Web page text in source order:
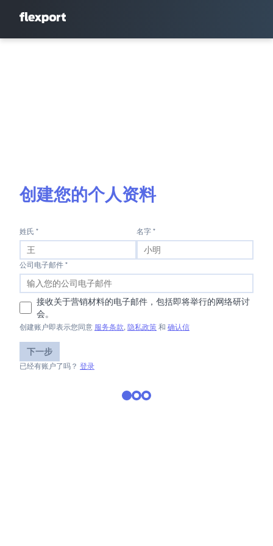
创建您的个人资料
姓氏 * 名字 *
公司电子邮件 *
接收关于营销材料的电子邮件，包括即将举行的网络研讨
会。
创建账户即表示您同意 服务条款, 隐私政策 和 确认信
下一步
已经有账户了吗？ 登录